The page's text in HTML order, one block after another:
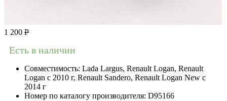
1 200 Р
Есть в наличии
Совместимость: Lada Largus, Renault Logan, Renault
Logan c 2010 г, Renault Sandero, Renault Logan New с
2014 г
Номер по каталогу производителя: D95166